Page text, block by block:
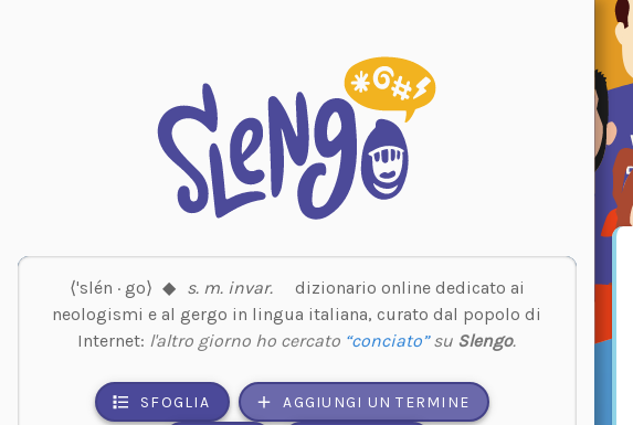
⟨'slén · go⟩ ◆ s. m. invar.
dizionario online dedicato ai
neologismi e al gergo in lingua italiana, curato dal popolo di
Internet: l'altro giorno ho cercato “conciato”su Slengo.
SFOGLIA AGGIUNGI UN TERMINE